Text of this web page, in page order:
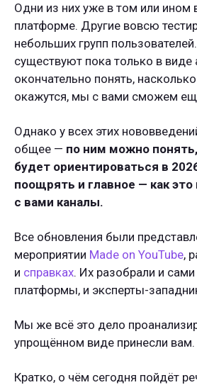
Одни из них уже в том или ином
платформе. Другие вовсю
небольших групп
существуют пока только в виде
окончательно понять,
окажутся, мы с вами сможем
Однако у всех этих
общее — по ним можно
будет ориентироваться в
поощрять и главное — как
с вами каналы.
Все обновления были
мероприятии Made on YouTube,
и справках. Их разобрали и сами
платформы, и эксперты-
Мы же всё это дело
упрощённом виде принесли вам.
Кратко, о чём сегодня пойдёт